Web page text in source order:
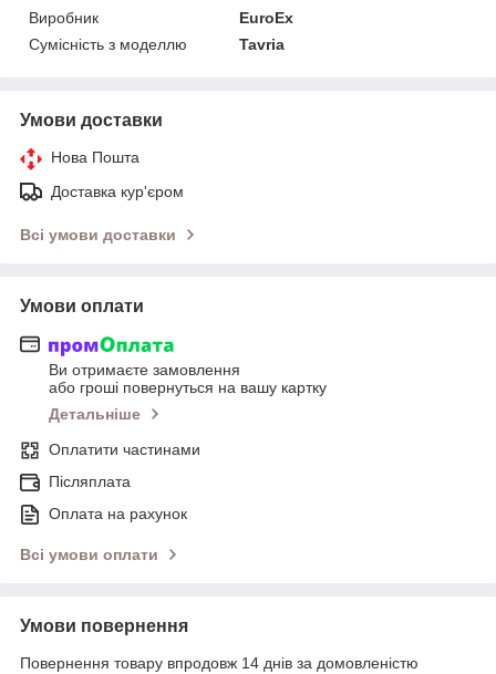
Виробник
EuroEx
Сумісність з моделлю
Tavria
Умови доставки
Нова Пошта
Доставка кур'єром
Всі умови доставки
Умови оплати
Ви отримаєте замовлення
або гроші повернуться на вашу картку
Детальніше
Оплатити частинами
Післяплата
Оплата на рахунок
Всі умови оплати
Умови повернення
Повернення товару впродовж 14 днів за домовленістю